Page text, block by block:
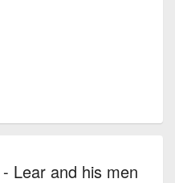
- Lear and his men